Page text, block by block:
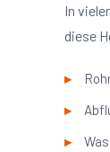
In
diese